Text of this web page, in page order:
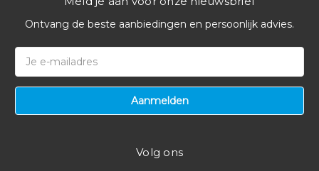
Ontvang de beste aanbiedingen en persoonlijk advies.
mailadres
Volg ons